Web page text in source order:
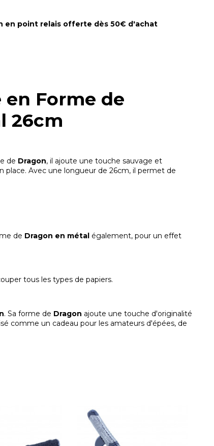
en point relais offerte dès 50€ d'achat
en Forme de
26cm
de Dragon, il ajoute une touche sauvage et
place. Avec une longueur de 26cm, il permet de
de Dragon en métal également, pour un effet
tous les types de papiers.
. Sa forme de Dragon ajoute une touche d'originalité
comme un cadeau pour les amateurs d'épées, de